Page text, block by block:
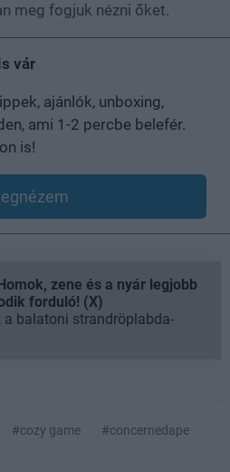
meg fogjuk nézni őket.
vár
ajánlók, unboxing,
ami 1-2 percbe belefér.
is!
zene és a nyár legjobb
forduló! (X)
balatoni strandröplabda-
#cozy game #concernedape